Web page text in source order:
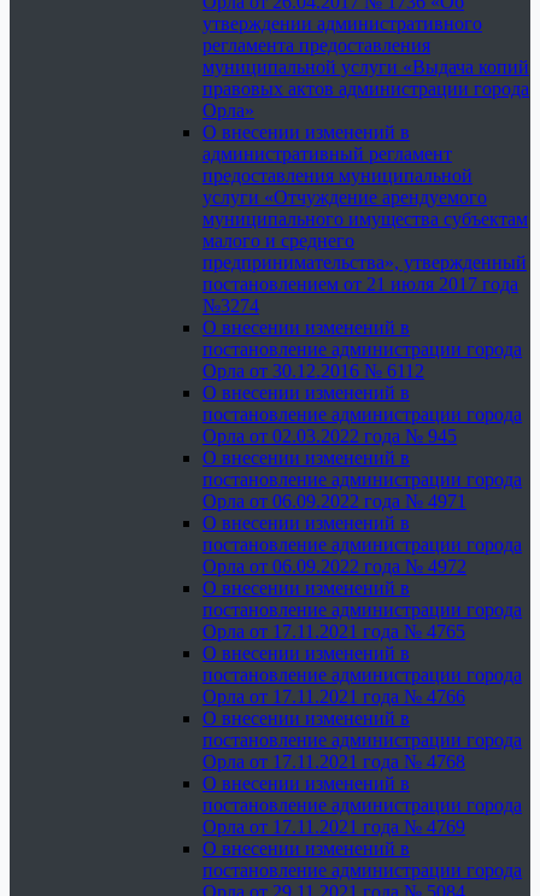
утверждении административного
регламента предоставления
муниципальной услуги «Выдача копий
правовых актов администрации города
Орла»
О внесении изменений в
административный регламент
предоставления муниципальной
услуги «Отчуждение арендуемого
муниципального имущества субъектам
малого и среднего
предпринимательства», утвержденный
постановлением от 21 июля 2017 года
№3274
О внесении изменений в
постановление администрации города
Орла от 30.12.2016 № 6112
О внесении изменений в
постановление администрации города
Орла от 02.03.2022 года № 945
О внесении изменений в
постановление администрации города
Орла от 06.09.2022 года № 4971
О внесении изменений в
постановление администрации города
Орла от 06.09.2022 года № 4972
О внесении изменений в
постановление администрации города
Орла от 17.11.2021 года № 4765
О внесении изменений в
постановление администрации города
Орла от 17.11.2021 года № 4766
О внесении изменений в
постановление администрации города
Орла от 17.11.2021 года № 4768
О внесении изменений в
постановление администрации города
Орла от 17.11.2021 года № 4769
О внесении изменений в
постановление администрации города
Орла от 29.11.2021 года № 5084